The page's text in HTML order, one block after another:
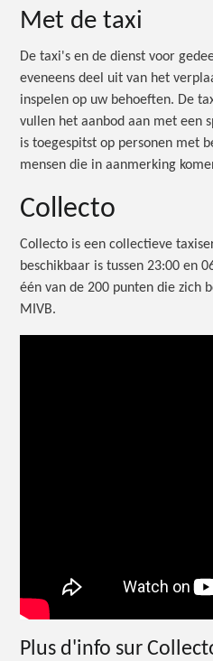
Met de taxi
De taxi's en de dienst voor
eveneens deel uit van het
inspelen op uw behoeften. De
vullen het aanbod aan met een
is toegespitst op personen met
mensen die in aanmerking
Collecto
Collecto is een collectieve
beschikbaar is tussen 23:00 en
één van de 200 punten die zich
MIVB.
Plus d'info sur